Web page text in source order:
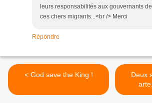
leurs responsabilités aux gouvernants
ces chers migrants...<br /> Merci
Répondre
< God save the King !
Deux